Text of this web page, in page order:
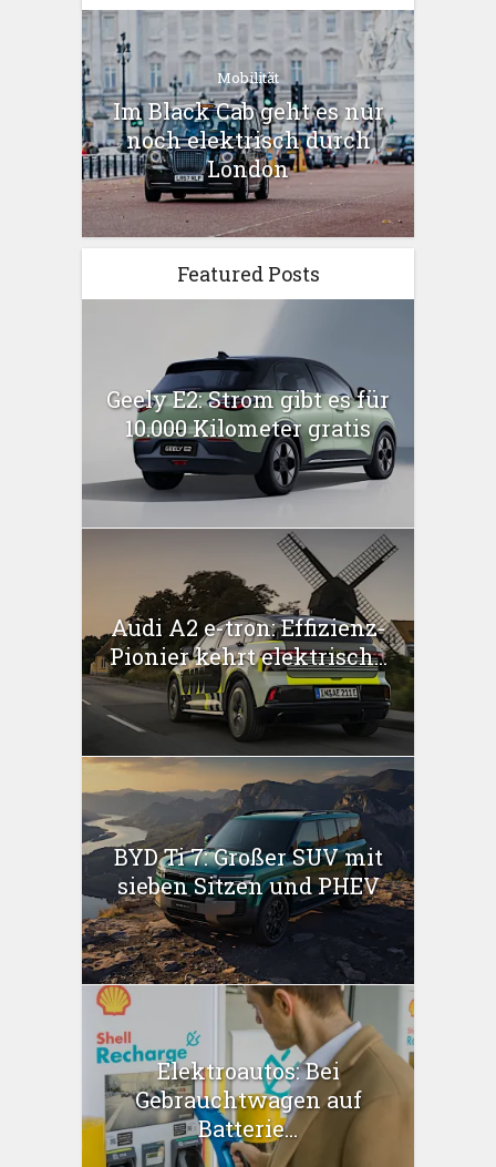
Mobilität
Im Black Cab geht es nur
noch elektrisch durch
London
Featured Posts
Geely E2: Strom gibt es für
10.000 Kilometer gratis
Audi A2 e-tron: Effizienz-
Pionier kehrt elektrisch...
BYD Ti 7: Großer SUV mit
sieben Sitzen und PHEV
Elektroautos: Bei
Gebrauchtwagen auf
Batterie...